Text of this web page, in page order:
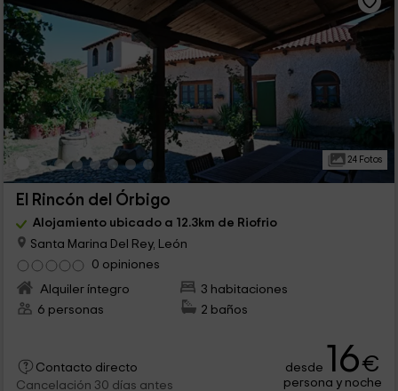
24 Fotos
El Rincón del Órbigo
Alojamiento ubicado a 12.3km de Riofrio
Santa Marina Del Rey, León
0 opiniones
Alquiler íntegro
3 habitaciones
6 personas
2 baños
Contacto directo
Cancelación 30 días antes
desde 16€
persona y noche